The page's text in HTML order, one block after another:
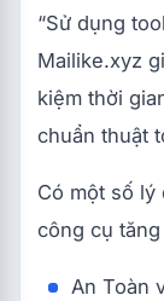
“Sử dụng
Mailike.xyz
kiệm thời
chuẩn thuật
Có một số lý
công cụ
An Toàn